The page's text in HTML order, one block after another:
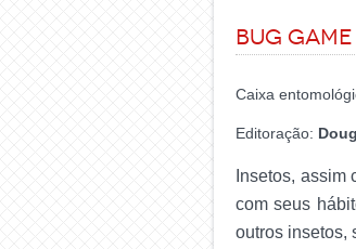
BUG Game
Caixa
Editoração:
Insetos,
com seus
outros insetos,